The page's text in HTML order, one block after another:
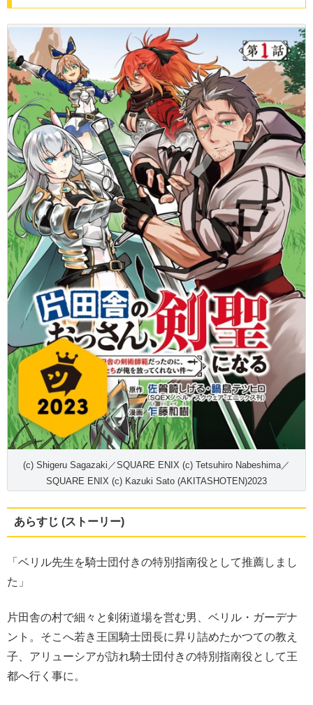
(c) Shigeru Sagazaki／SQUARE ENIX (c) Tetsuhiro Nabeshima／
SQUARE ENIX (c) Kazuki Sato (AKITASHOTEN)2023
あらすじ (ストーリー)
「ベリル先生を騎士団付きの特別指南役として推薦しまし
た」
片田舎の村で細々と剣術道場を営む男、ベリル・ガーデナ
ント。そこへ若き王国騎士団長に昇り詰めたかつての教え
子、アリューシアが訪れ騎士団付きの特別指南役として王
都へ行く事に。